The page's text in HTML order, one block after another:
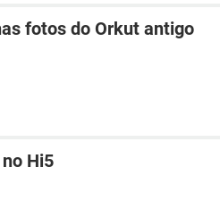
fotos do Orkut antigo
Hi5